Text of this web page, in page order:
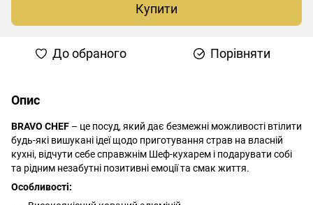
Купити
До обраного Порівняти
Опис
BRAVO CHEF – це посуд, який дає безмежні можливості втілити
будь-які вишукані ідеї щодо приготування страв на власній
кухні, відчути себе справжнім Шеф-кухарем і подарувати собі
та рідним незабутні позитивні емоції та смак життя.
Особливості: